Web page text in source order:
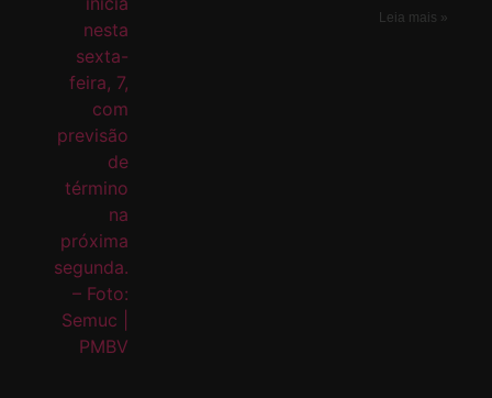
Leia mais »